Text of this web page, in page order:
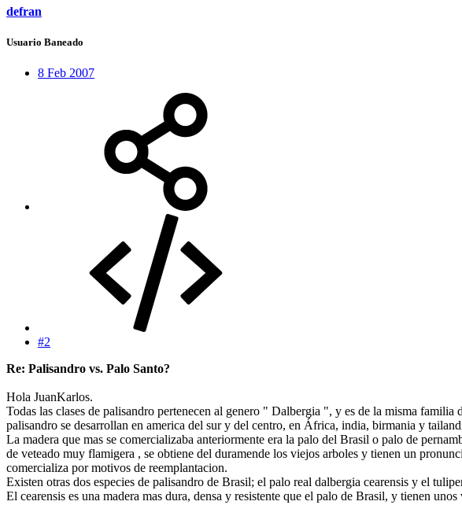
defran
Usuario Baneado
8 Feb 2007
#2
Re: Palisandro vs. Palo Santo?
Hola JuanKarlos.
Todas las clases de palisandro pertenecen al genero " Dalbergia ", y es de la misma
palisandro se desarrollan en america del sur y del centro, en África, india, birmania y
La madera que mas se comercializaba anteriormente era la palo del Brasil o palo de
de veteado muy flamigera , se obtiene del duramende los viejos arboles y tienen un
comercializa por motivos de reemplantacion.
Existen otras dos especies de palisandro de Brasil; el palo real dalbergia cearensis y el
El cearensis es una madera mas dura, densa y resistente que el palo de Brasil, y tienen